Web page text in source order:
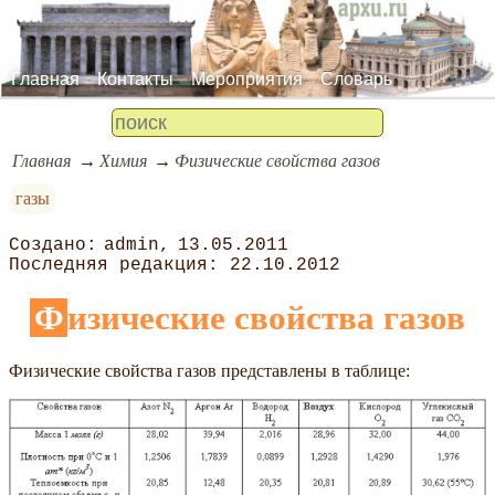
Главная Контакты Мероприятия Словарь
Главная Химия
Физические свойства газов
газы
admin
13.05.2011
22.10.2012
Физические свойства газов
Физические свойства газов представлены в таблице: